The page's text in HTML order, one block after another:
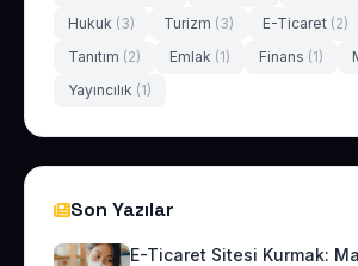
Hukuk (3) Turizm (3) E-Ticaret (2)
Tanıtım (2) Emlak (1) Finans (1)
Yayıncılık (1)
Son Yazılar
E-Ticaret Sitesi Kurmak: